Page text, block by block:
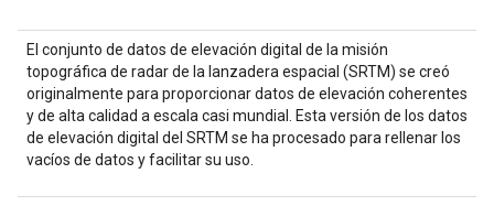
El conjunto de datos de elevación digital de la misión
topográfica de radar de la lanzadera espacial (SRTM) se creó
originalmente para proporcionar datos de elevación coherentes
y de alta calidad a escala casi mundial. Esta versión de los datos
de elevación digital del SRTM se ha procesado para rellenar los
vacíos de datos y facilitar su uso.